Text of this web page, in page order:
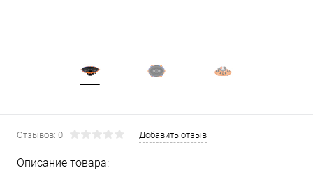
Отзывов: 0 Добавить отзыв
Описание товара: